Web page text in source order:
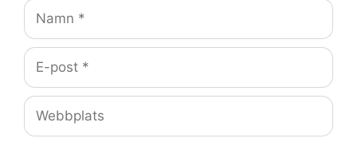
Namn
E-
post
Webbplats